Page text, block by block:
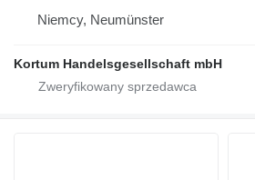
Niemcy, Neumünster
Kortum Handelsgesellschaft mbH